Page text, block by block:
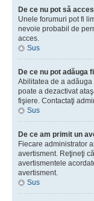
De ce nu pot să
Unele forumuri pot fi
nevoie probabil de
acces.
Sus
De ce nu pot adăuga
Abilitatea de a adăuga
poate a dezactivat
fişiere. Contactaţi
Sus
De ce am primit un
Fiecare administrator
avertisment. Reţineţi
avertismentele
avertisment.
Sus